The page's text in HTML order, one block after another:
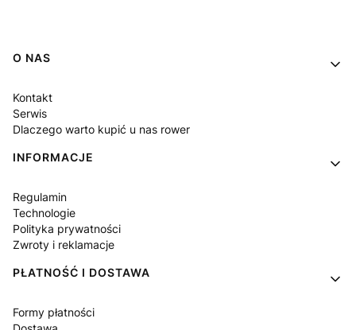
Linki w stopce
O NAS
Kontakt
Serwis
Dlaczego warto kupić u nas rower
INFORMACJE
Regulamin
Technologie
Polityka prywatności
Zwroty i reklamacje
PŁATNOŚĆ I DOSTAWA
Formy płatności